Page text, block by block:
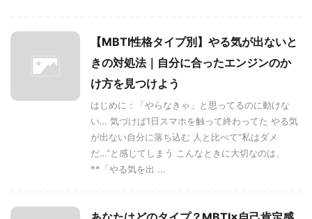
【MBTI性格タイプ別】やる気が出ないと
きの対処法｜自分に合ったエンジンのか
け方を見つけよう
はじめに：「やらなきゃ」と思ってるのに動けな
い… 気づけば1日スマホを触って終わってた やる気
が出ない自分に落ち込む 人と比べて“私はダメ
だ…”と感じてしまう こんなときに大切なのは、
**「やる気を出 ...